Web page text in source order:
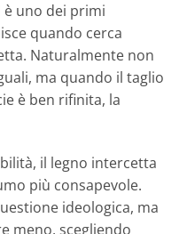
uno dei primi
quando cerca
Naturalmente non
ma quando il taglio
è ben rifinita, la
il legno intercetta
più consapevole.
ideologica, ma
meno, scegliendo